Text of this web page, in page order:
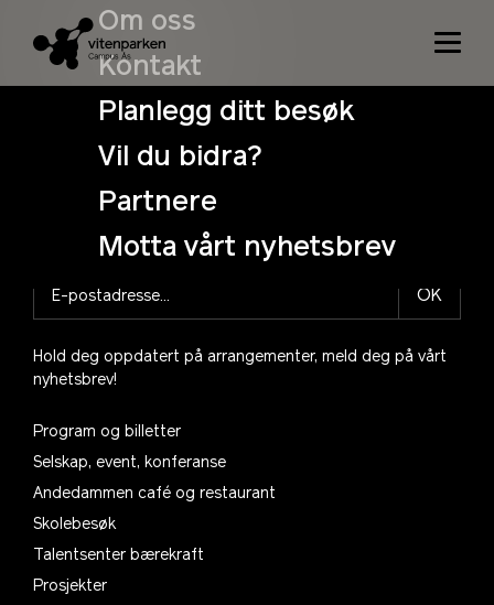
Om oss
Kontakt
Planlegg ditt besøk
Vil du bidra?
Partnere
Motta vårt nyhetsbrev
Niets gevonden
Het lijkt er op dat we niet kunnen vinden wat je zoek.
Misschien dat de zoekfunctie je kan helpen.
OK
Hold deg oppdatert på arrangementer, meld deg på vårt
nyhetsbrev!
Program og billetter
Selskap, event, konferanse
Andedammen café og restaurant
Skolebesøk
Talentsenter bærekraft
Prosjekter